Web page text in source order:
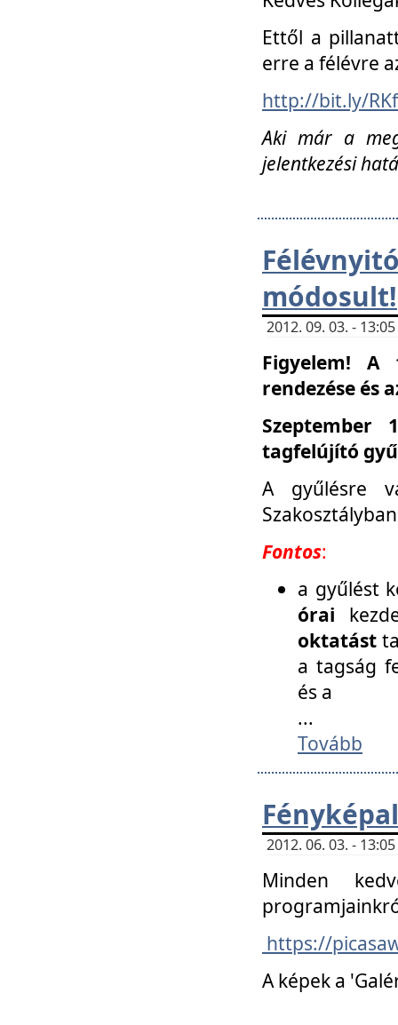
Ettől a
erre a félévre
http://bit.ly/
Aki már a
jelentkezési
módosult!
2012. 09. 03. -
Figyelem! A
rendezése és
Szeptember
tagfelújító
A gyűlésre
Fontos:
a gyűlést
órai
oktatást
a tagság
és a
...
Tovább
2012. 06. 03. -
Minden
https://
A képek a